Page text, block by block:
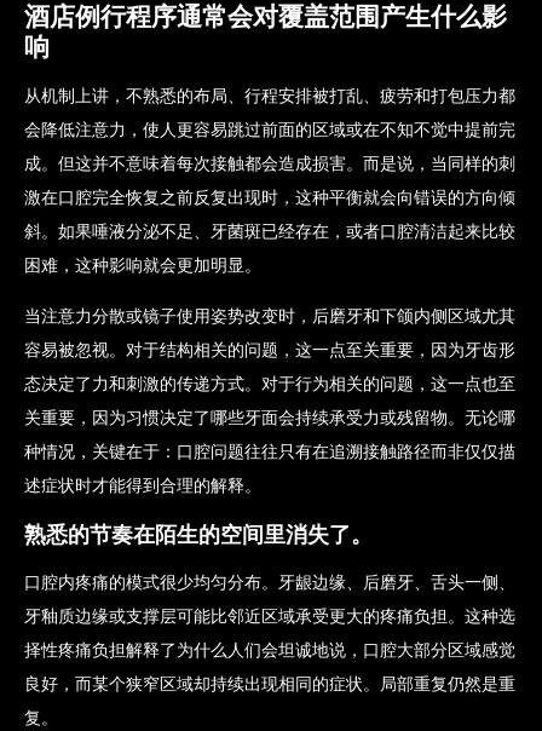
酒店例行程序通常会对覆盖范围产生什么影
响
从机制上讲，不熟悉的布局、行程安排被打乱、疲劳和打包压力都
会降低注意力，使人更容易跳过前面的区域或在不知不觉中提前完
成。但这并不意味着每次接触都会造成损害。而是说，当同样的刺
激在口腔完全恢复之前反复出现时，这种平衡就会向错误的方向倾
斜。如果唾液分泌不足、牙菌斑已经存在，或者口腔清洁起来比较
困难，这种影响就会更加明显。
当注意力分散或镜子使用姿势改变时，后磨牙和下颌内侧区域尤其
容易被忽视。对于结构相关的问题，这一点至关重要，因为牙齿形
态决定了力和刺激的传递方式。对于行为相关的问题，这一点也至
关重要，因为习惯决定了哪些牙面会持续承受力或残留物。无论哪
种情况，关键在于：口腔问题往往只有在追溯接触路径而非仅仅描
述症状时才能得到合理的解释。
熟悉的节奏在陌生的空间里消失了。
口腔内疼痛的模式很少均匀分布。牙龈边缘、后磨牙、舌头一侧、
牙釉质边缘或支撑层可能比邻近区域承受更大的疼痛负担。这种选
择性疼痛负担解释了为什么人们会坦诚地说，口腔大部分区域感觉
良好，而某个狭窄区域却持续出现相同的症状。局部重复仍然是重
复。